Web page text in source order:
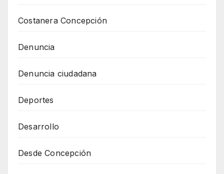
Costanera Concepción
Denuncia
Denuncia ciudadana
Deportes
Desarrollo
Desde Concepción